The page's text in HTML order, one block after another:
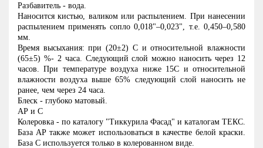
Разбавитель - вода.
Наносится кистью, валиком или распылением. При нанесении
распылением применять сопло 0,018"–0,023", т.е. 0,450–0,580
мм.
Время высыхания: при (20±2) С и относительной влажности
(65±5) %- 2 часа. Следующий слой можно наносить через 12
часов. При температуре воздуха ниже 15С и относительной
влажности воздуха выше 65% следующий слой наносить не
ранее, чем через 24 часа.
Блеск - глубоко матовый.
АР и С
Колеровка - по каталогу "Тиккурила Фасад" и каталогам ТЕКС.
База AP также может использоваться в качестве белой краски.
База С используется только в колерованном виде.